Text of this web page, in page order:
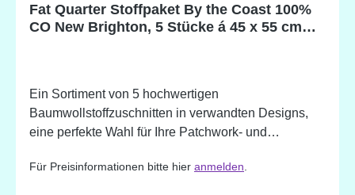
Fat Quarter Stoffpaket By the Coast 100%
CO New Brighton, 5 Stücke á 45 x 55 cm
Ein Sortiment von 5 hochwertigen
Baumwollstoffzuschnitten in verwandten Designs,
eine perfekte Wahl für Ihre Patchwork- und
England
Für Preisinformationen bitte hier anmelden